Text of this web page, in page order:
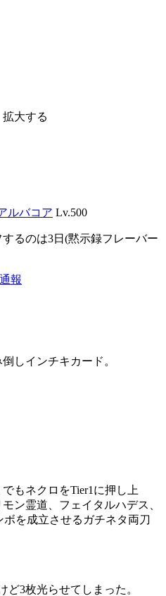
拡大する
ルバコア Lv.500
るのは3日(黙示録フレーバー
通報
しインチキカード。
もネクロをTier1に押し上
ン霊道、フェイタルハデス、
を成立させるガチネタ両刀
ど3枚光らせてしまった。